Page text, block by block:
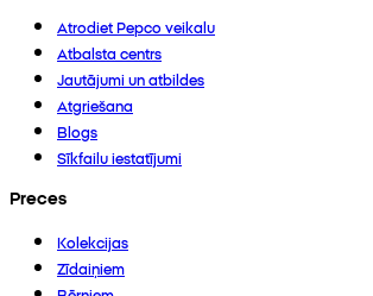
Atrodiet Pepco veikalu
Atbalsta centrs
Jautājumi un atbildes
Atgriešana
Blogs
Sīkfailu iestatījumi
Preces
Kolekcijas
Zīdaiņiem